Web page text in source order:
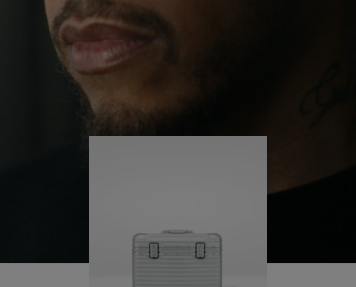
La sua RIMOWA Original Pilot lo accompagna in
ogni fase del viaggio e ogni segno sulla sua
superfice racconta la storia del suo percorso e di